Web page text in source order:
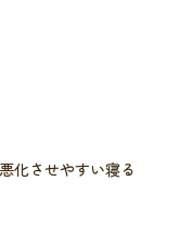
化させやすい寝る